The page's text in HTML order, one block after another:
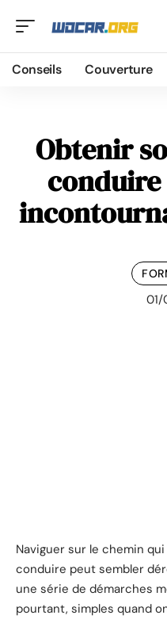
Conseils Couverture
Obtenir
conduire
01/
Naviguer sur le chemin
conduire peut sembler
une série de démarches
pourtant, simples quand